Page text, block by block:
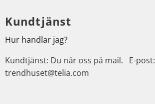
Kundtjänst
Hur handlar jag?
Kundtjänst: Du når oss på mail. E-post:
trendhuset@telia.com